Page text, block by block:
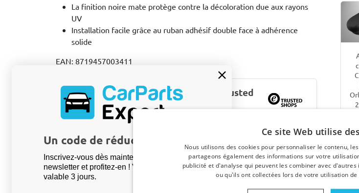
La finition noire mate protège contre la décoloration due aux rayons
UV
Installation facile grâce au ruban adhésif double face à adhérence
solide
EAN: 8719457003411
Tous les avis produits collectés via Trusted
Shops
4.8
171
5
1
Ce site Web utilise
Nous utilisons des cookies pour personnaliser le contenu,
partageons également des informations sur votre
publicité et d'analyse qui peuvent les combiner avec
ou qu'ils ont collectées lors de votre utilisation de
Un code de réduction de 5 % ?
Inscrivez-vous dès maintenant à notre
newsletter et profitez-en ! Votre code promo est
valable 3 jours.